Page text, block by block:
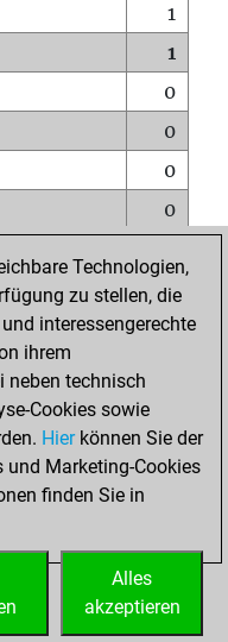
1
1
0
0
0
0
0
0
0
Technologien,
zu stellen, die
interessengerechte
ihrem
neben technisch
Cookies sowie
Hierkönnen Sie der
und Marketing-Cookies
finden Sie in
Alles
akzeptieren